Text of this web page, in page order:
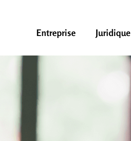
Entreprise Juridique